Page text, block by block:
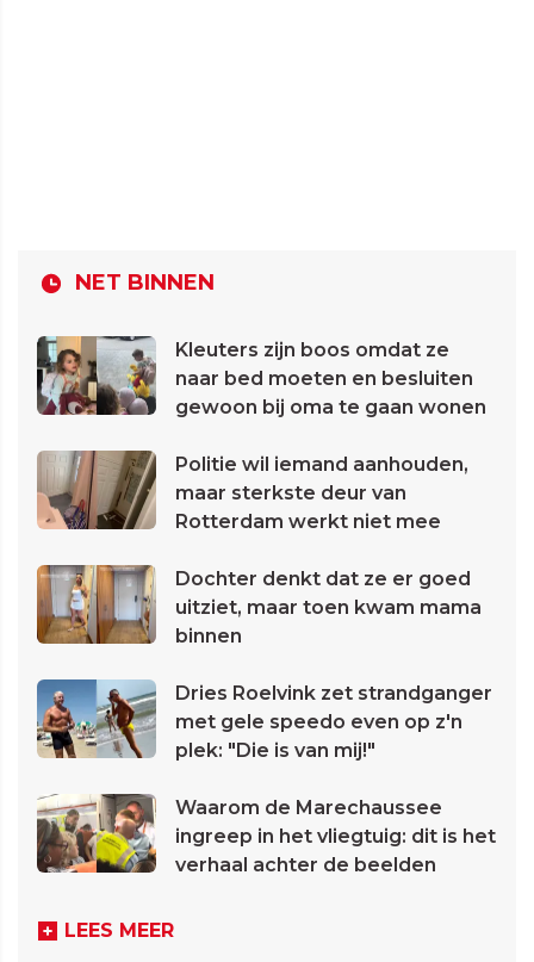
NET BINNEN
Kleuters zijn boos omdat ze
naar bed moeten en besluiten
gewoon bij oma te gaan wonen
Politie wil iemand aanhouden,
maar sterkste deur van
Rotterdam werkt niet mee
Dochter denkt dat ze er goed
uitziet, maar toen kwam mama
binnen
Dries Roelvink zet strandganger
met gele speedo even op z'n
plek: "Die is van mij!"
Waarom de Marechaussee
ingreep in het vliegtuig: dit is het
verhaal achter de beelden
LEES MEER